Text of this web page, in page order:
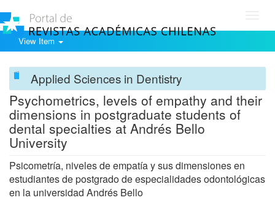
View Item
Applied Sciences in Dentistry
Psychometrics, levels of empathy and their
dimensions in postgraduate students of
dental specialties at Andrés Bello
University
Psicometría, niveles de empatía y sus dimensiones en
estudiantes de postgrado de especialidades odontológicas
en la universidad Andrés Bello